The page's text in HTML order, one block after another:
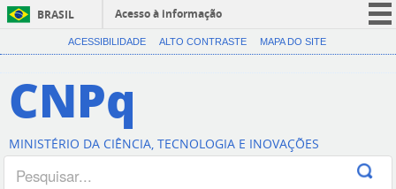
BRASIL
Acesso à informação
CORONAVÍRUS (COVID-19)
Canais
ACESSIBILIDADE ALTO CONTRASTE MAPA DO SITE
CNPq
MINISTÉRIO DA CIÊNCIA, TECNOLOGIA E INOVAÇÕES